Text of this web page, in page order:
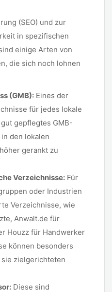
(SEO) und zur
in spezifischen
einige Arten von
die sich noch lohnen
(GMB): Eines der
für jedes lokale
gepflegtes GMB-
den lokalen
gerankt zu
Verzeichnisse: Für
oder Industrien
Verzeichnisse, wie
Anwalt.de für
Houzz für Handwerker
können besonders
zielgerichteten
Diese sind